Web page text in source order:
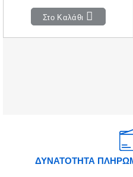
Στο Καλάθι
ΔΥΝΑΤΟΤΗΤΑ